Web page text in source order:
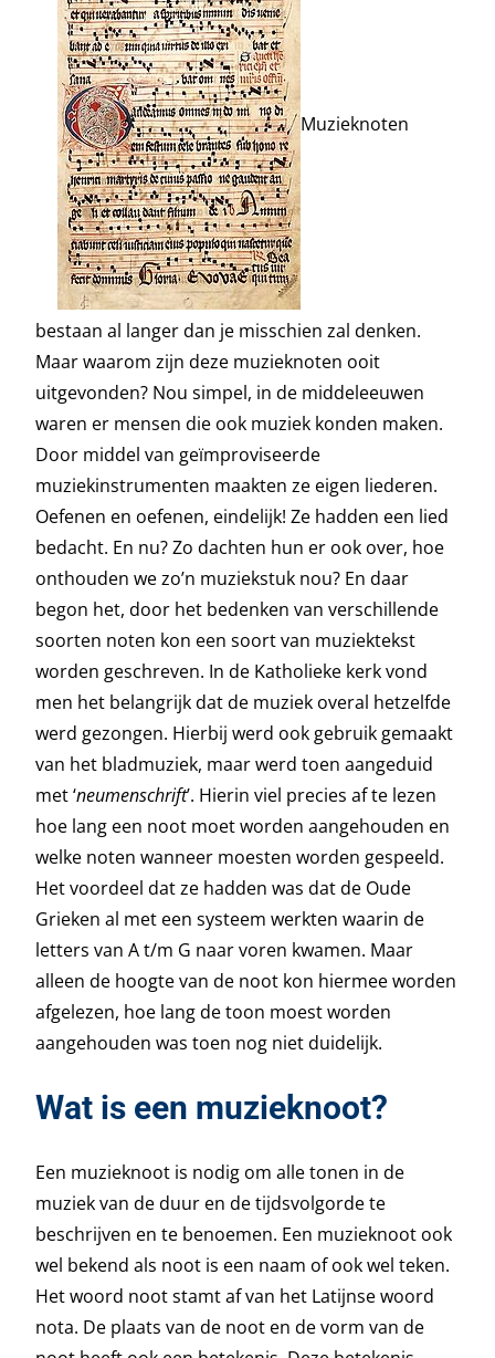
Muzieknoten
bestaan al langer dan je misschien zal denken.
Maar waarom zijn deze muzieknoten ooit
uitgevonden? Nou simpel, in de middeleeuwen
waren er mensen die ook muziek konden maken.
Door middel van geïmproviseerde
muziekinstrumenten maakten ze eigen liederen.
Oefenen en oefenen, eindelijk! Ze hadden een lied
bedacht. En nu? Zo dachten hun er ook over, hoe
onthouden we zo’n muziekstuk nou? En daar
begon het, door het bedenken van verschillende
soorten noten kon een soort van muziektekst
worden geschreven. In de Katholieke kerk vond
men het belangrijk dat de muziek overal hetzelfde
werd gezongen. Hierbij werd ook gebruik gemaakt
van het bladmuziek, maar werd toen aangeduid
met ‘neumenschrift’. Hierin viel precies af te lezen
hoe lang een noot moet worden aangehouden en
welke noten wanneer moesten worden gespeeld.
Het voordeel dat ze hadden was dat de Oude
Grieken al met een systeem werkten waarin de
letters van A t/m G naar voren kwamen. Maar
alleen de hoogte van de noot kon hiermee worden
afgelezen, hoe lang de toon moest worden
aangehouden was toen nog niet duidelijk.
Wat is een muzieknoot?
Een muzieknoot is nodig om alle tonen in de
muziek van de duur en de tijdsvolgorde te
beschrijven en te benoemen. Een muzieknoot ook
wel bekend als noot is een naam of ook wel teken.
Het woord noot stamt af van het Latijnse woord
nota. De plaats van de noot en de vorm van de